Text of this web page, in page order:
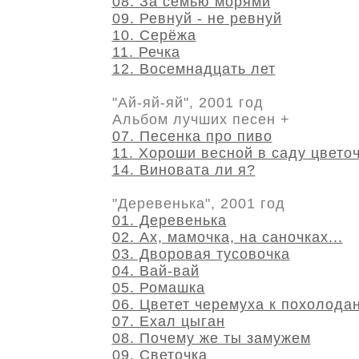
09. Ревнуй - не ревнуй
10. Серёжа
11. Речка
12. Восемнадцать лет
"Ай-яй-яй", 2001 год
Альбом лучших песен +
07. Песенка про пиво
11. Хороши весной в саду
14. Виновата ли я?
"Деревенька", 2001 год
01. Деревенька
02. Ах, мамочка, на саночках...
03. Дворовая тусовочка
04. Вай-вай
05. Ромашка
06. Цветет черемуха к
07. Ехал цыган
08. Почему же ты замужем
09. Светочка